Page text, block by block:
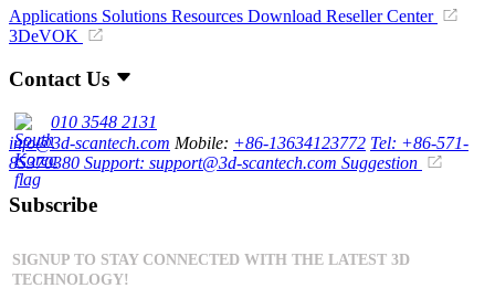
Applications Solutions Resources Download Reseller Center
3DeVOK
Contact Us
010 3548 2131
info@3d-scantech.com Mobile: +86-13634123772 Tel: +86-571-
85370380 Support: support@3d-scantech.com Suggestion
Subscribe